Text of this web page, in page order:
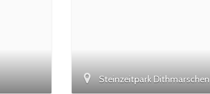
Steinzeitpark Dithmarschen